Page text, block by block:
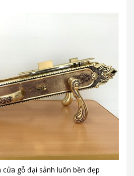
gỗ đại sảnh luôn bền đẹp